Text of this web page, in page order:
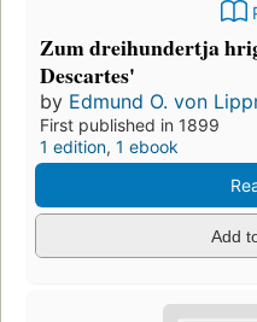
Zum dreihundertja
Descartes'
by Edmund O. von
First published in 1899
1 edition, 1 ebook
Add